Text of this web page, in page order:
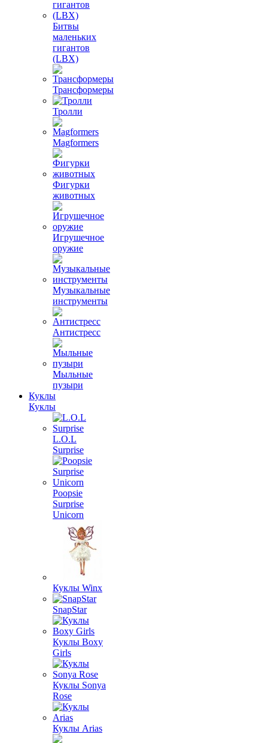
Битвы
маленьких
гигантов
(LBX)
Трансформеры
Тролли
Magformers
Фигурки
животных
Игрушечное
оружие
Музыкальные
инструменты
Антистресс
Мыльные
пузыри
Куклы
Куклы
L.O.L
Surprise
Poopsie
Surprise
Unicorn
Куклы Winx
SnapStar
Куклы Boxy
Girls
Куклы Sonya
Rose
Куклы Arias